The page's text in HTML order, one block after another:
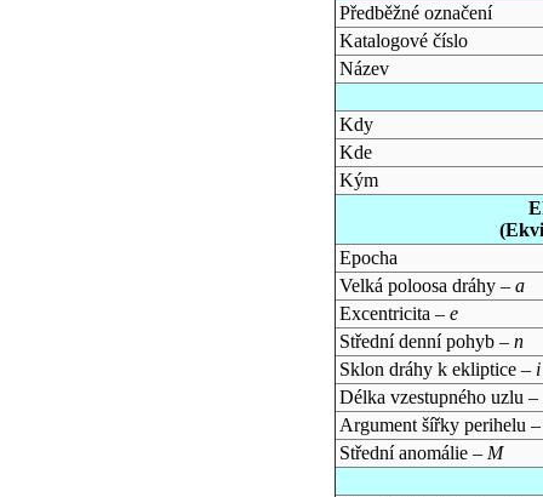
Předběžné označení
Katalogové číslo
Název
Kdy
Kde
Kým
Epocha
Velká poloosa dráhy – a
Excentricita – e
Střední denní pohyb – n
Sklon dráhy k ekliptice – i
Délka vzestupného uzlu –
Argument šířky perihelu
Střední anomálie – M